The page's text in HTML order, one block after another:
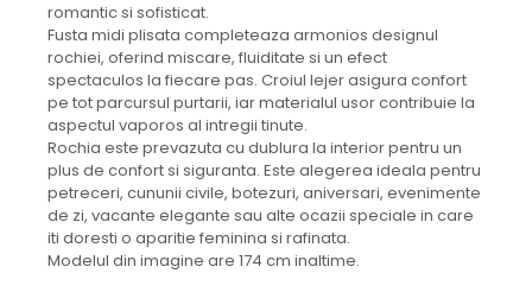
romantic si sofisticat.
Fusta midi plisata completeaza armonios designul
rochiei, oferind miscare, fluiditate si un efect
spectaculos la fiecare pas. Croiul lejer asigura confort
pe tot parcursul purtarii, iar materialul usor contribuie la
aspectul vaporos al intregii tinute.
Rochia este prevazuta cu dublura la interior pentru un
plus de confort si siguranta. Este alegerea ideala pentru
petreceri, cununii civile, botezuri, aniversari, evenimente
de zi, vacante elegante sau alte ocazii speciale in care
iti doresti o aparitie feminina si rafinata.
Modelul din imagine are 174 cm inaltime.